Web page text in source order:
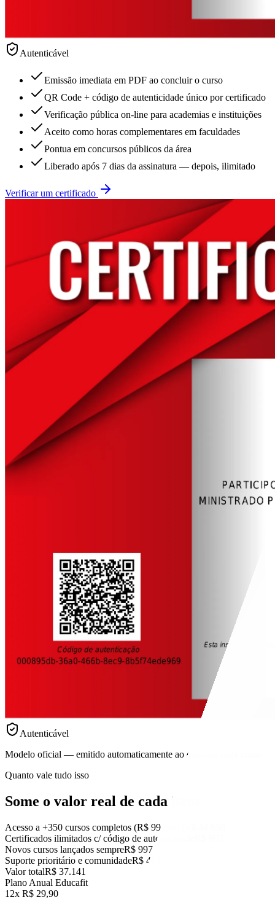
Autenticável
Emissão imediata em PDF ao concluir o curso
QR Code + código de autenticidade único por certificado
Verificação pública on-line para academias e instituições
Aceito como horas complementares em faculdades
Pontua em concursos públicos da área
Liberado após 7 dias da assinatura — depois, ilimitado
Verificar um certificado
Autenticável
Modelo oficial — emitido automaticamente ao concluir cada curso.
Quanto vale tudo isso
Some o valor real de cada item.
Acesso a +350 cursos completos (R$ 99 cada)
Certificados ilimitados c/ código de autenticidade
Novos cursos lançados sempreR$ 997
Suporte prioritário e comunidadeR$ 497
Valor totalR$ 37.141
Plano Anual Educafit
12x R$ 29,90